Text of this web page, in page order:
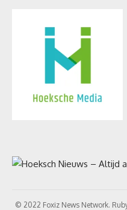
© 2022 Foxiz News Network.